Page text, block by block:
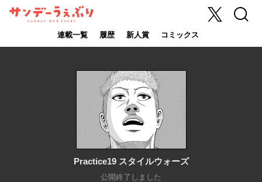
サンデーうぇ
連載一覧 履歴 新人賞 コミックス
X 検索
Practice19 スタイルウォーズ
公開終了しました